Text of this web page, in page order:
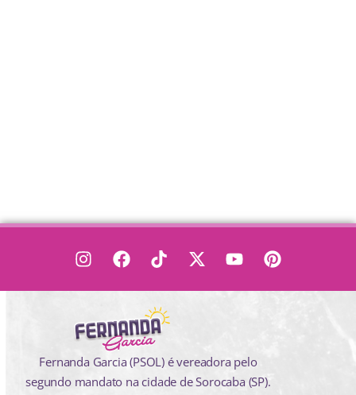
Fernanda Garcia (PSOL) é vereadora pelo
segundo mandato na cidade de Sorocaba (SP).